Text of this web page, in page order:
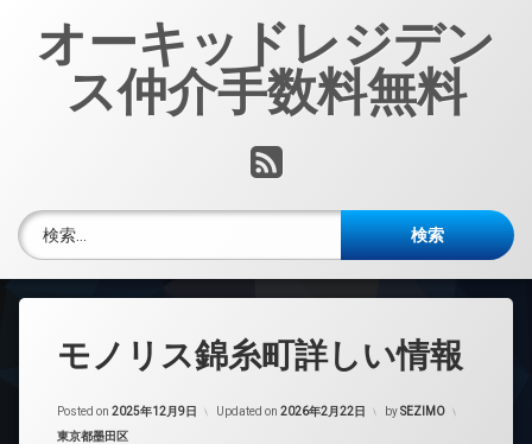
オーキッドレジデン
ス仲介手数料無料
RSS
検索:
モノリス錦糸町詳しい情報
Posted on 2025年12月9日 Updated on 2026年2月22日 bySEZIMO
カテゴリー:
東京都墨田区